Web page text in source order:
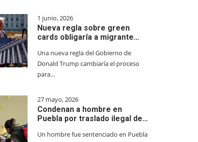
1 junio, 2026
Nueva regla sobre green
cards obligaría a migrante…
Una nueva regla del Gobierno de
Donald Trump cambiaría el proceso
para…
27 mayo, 2026
Condenan a hombre en
Puebla por traslado ilegal de…
Un hombre fue sentenciado en Puebla